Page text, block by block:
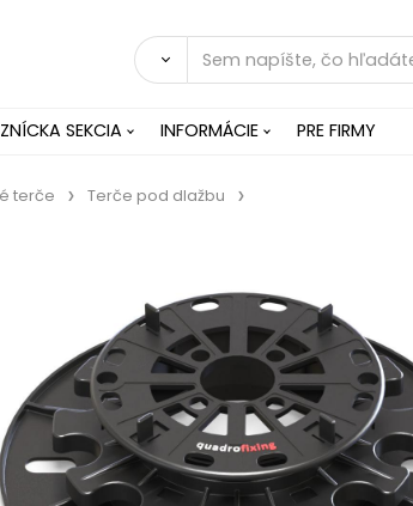
SEKCIA INFORMÁCIE PRE FIRMY
terče Terče pod dlažbu